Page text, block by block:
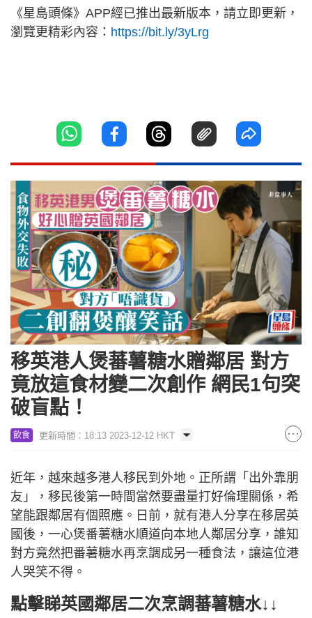
《星島頭條》APP經已推出最新版本，請立即更新，
瀏覽更精彩內容： https://bit.ly/3yLrg
移英港人煲蕃薯糖水贈鄰居 對方
竟放這食材變二次創作 網民1句突
破盲點！
飲食 更新時間：18:13 2023-12-12 HKT
近年，越來越多港人移民到外地。正所謂「出外靠朋
友」，移民後第一時間當然要盡量打好倫理關係，希
望能跟鄰居有個照應。日前，就有港人分享在移居英
國後，一心煲番薯糖水順道向本地人鄰居分享，誰知
對方竟然把番薯糖水再烹調成另一種食法，讓這位港
人哭笑不得。
點擊睇英國鄰居二次烹調蕃薯糖水↓↓